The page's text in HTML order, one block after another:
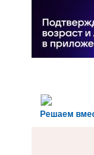
Решаем